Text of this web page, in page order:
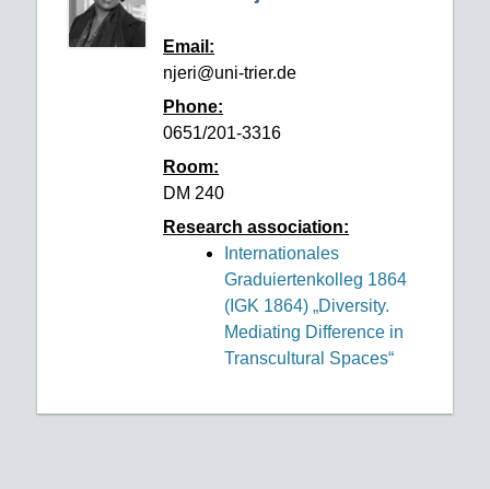
Email:
njeri@uni-trier.de
Phone:
0651/201-3316
Room:
DM 240
Research association:
Internationales
Graduiertenkolleg 1864
(IGK 1864) „Diversity.
Mediating Difference in
Transcultural Spaces“